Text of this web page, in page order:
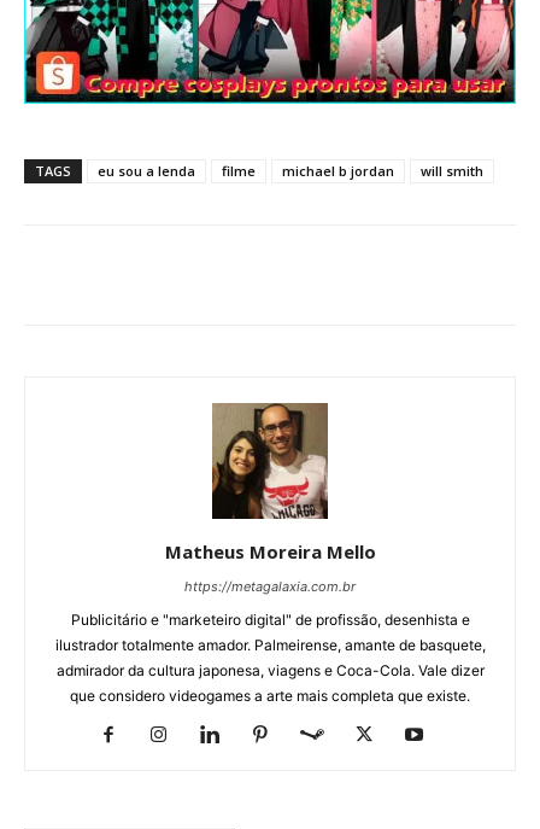
TAGS eu sou a lenda filme michael b jordan will smith
Matheus Moreira Mello
https://metagalaxia.com.br
Publicitário e "marketeiro digital" de profissão, desenhista e
ilustrador totalmente amador. Palmeirense, amante de basquete,
admirador da cultura japonesa, viagens e Coca-Cola. Vale dizer
que considero videogames a arte mais completa que existe.